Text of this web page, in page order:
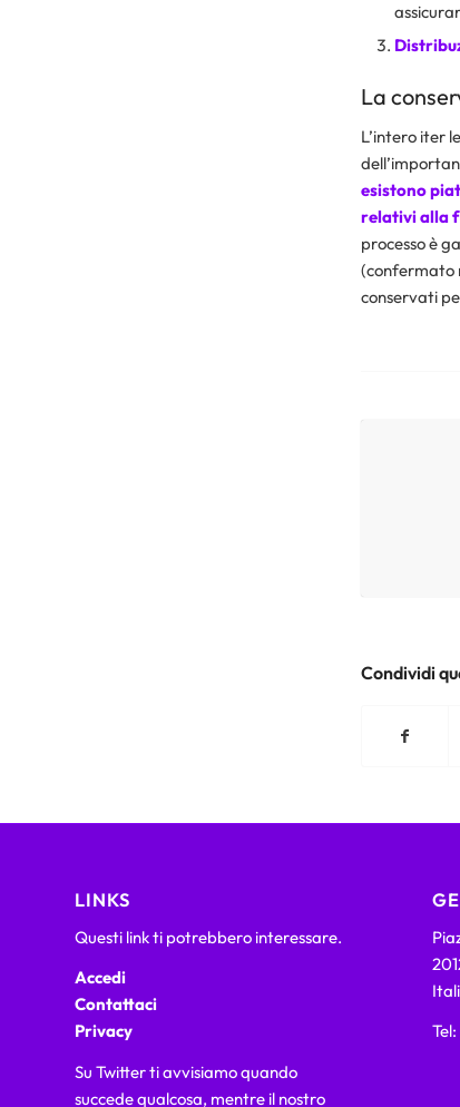
La
L’intero iter
esistono
relativi alla
processo è
(confermato
conservati
Condividi
LINKS
Questi link ti potrebbero interessare.
Accedi
Contattaci
Privacy
Su Twitter ti avvisiamo quando
succede qualcosa, mentre il nostro